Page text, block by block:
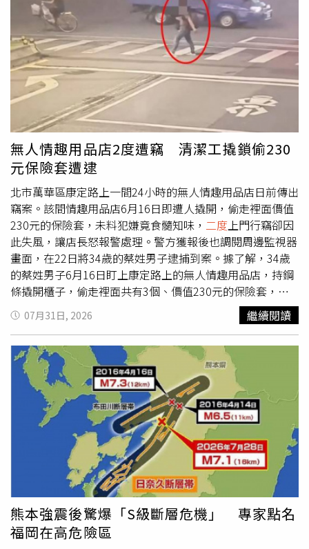
是他調劑身心的重要方式。特地來台舉辦見面會，萩原利久
表示現在最重要的就是明天的兩場活動，希望所有來參加的
粉絲都能盡興而歸。同時萩原利久演出的戲劇
《DOWNTIME》也將在9月17號於Netflix播映，他也希望這
部戲能讓所有觀眾見到他不同於以往的表現。
府已收到來自世界各國、地區及國際組織的大量慰問訊息，
以及多項具體援助提議，代表日本政府再次向所有提供支持
與協助的各界人士表達誠摯謝意。新版貼文共向來自全球63
個國家、地區及國際組織致謝，內容依區域分類。其中亞洲
包括台灣、大陸、韓國、印度、以色列、菲律賓、越南、土
耳其等；歐洲涵蓋英國、法國、德國、義大利、瑞士、瑞典
及烏克蘭等20多國；美洲包括美國、加拿大、巴西、墨西
哥、秘魯等；非洲則有埃及、吉布地；大洋洲包括澳洲及斐
濟。此外，東南亞國家協會（ASEAN）秘書處、中美洲統合
體（SICA）、歐洲聯盟（EU）、國際勞工組織（ILO）、聯
合國（UN）、聯合國開發計畫署（UNDP）及聯合國大學
（UNU）等國際組織，也都名列感謝名單。相較之下，高
市早苗30日的首波貼文雖感謝多國領袖及國際組織，並提及
南韓總統李在明、法國總統馬克宏、義大利總理梅洛尼等
人，但未提及賴清德及台灣，引發不少日本網友留言表示
「妳漏掉賴清德總統了」、「為什麼沒有台灣」、「台灣第
一時間就伸出援手」、「最不該忘記的就是台灣」，相關話
題也迅速在日本及台灣社群平台發酵。熊本強震後各界伸
援，日本重新向國際社會致謝，台灣也在感謝名單之列。
（圖／達志／美聯社）事實上，熊本強震發生後，賴清德第
一時間即透過X以中、日文發文，代表台灣人民向日本災民
表達慰問，並表示台灣與日本是患難與共的真朋友，只要日
方有需要，台灣願意提供必要協助，希望災區早日恢復正常
生活。其後，賴清德、副總統蕭美琴及行政院長卓榮泰也宣
布，各自以個人名義捐出20萬元協助賑災；外交部同步設立
震災募款專戶，前總統蔡英文也公開發文表達關懷，民間亦
陸續發起募款及物資援助，以實際行動支持日本災區。針對
外界聚焦日本感謝名單是否提及台灣，高雄市長陳其邁表
示，日本目前仍全力投入救災工作，全國上下都相當忙碌，
此時更重要的是持續提供援助，而非糾結是否出現在感謝名
單。他認為，朋友之間本就應在遭遇困難時互相扶持，台灣
身為國際社會的一員，面對重大天災提供協助，本就是應盡
的責任。除了外交禮儀引發討論外，據《ETtoday新聞雲》
無人情趣用品店2度遭竊 清潔工撬鎖偷230
元保險套遭逮
北市萬華區康定路上一間24小時的無人情趣用品店日前傳出
竊案。該間情趣用品店6月16日即遭人撬開，偷走裡面價值
230元的保險套，未料犯嫌竟食髓知味， 二度上門行竊卻因
此失風，讓店長怒報警處理。警方獲報後也調閱周邊監視器
畫面，在22日將34歲的蔡姓男子逮捕到案。據了解，34歲
的蔡姓男子6月16日盯上康定路上的無人情趣用品店，持鋼
條撬開櫃子，偷走裡面共有3個、價值230元的保險套，隨
後於7月20日再度前往下手，卻礙於店長已加固防竊措施，
因此失風，但也讓店長怒報警處理。警方獲報後，隨即成立
專案小組積極調閱周邊監視器畫面，火速在22日將34歲的
蔡姓清潔工查緝到案。全案後續也依竊盜罪嫌移請台北地檢
署偵辦。萬華分局警告宵小，切勿因一時貪念而以身試法，
竊取他人財物或破壞店家設備均屬違法行為，警方將依法嚴
辦，以維護民眾財產安全。同時也提醒業者應加強營業場所
安全防護措施，定期檢視監視錄影設備及商品陳列防護設
施，如發現可疑人、事、物或遭遇不法情事，請立即撥打
110報案，共同維護社會治安。
07月31日, 2026 繼續閱讀
熊本強震後驚爆「S級斷層危機」 專家點名
福岡在高危險區